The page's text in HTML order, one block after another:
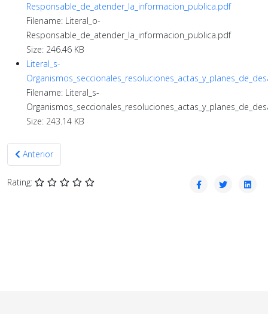
Responsable_de_atender_la_informacion_publica.pdf
Filename: Literal_o-
Responsable_de_atender_la_informacion_publica.pdf
Size: 246.46 KB
Literal_s-
Filename: Literal_s-
Size: 243.14 KB
Artículo anterior: Febrero 2023
Anterior
Rating: